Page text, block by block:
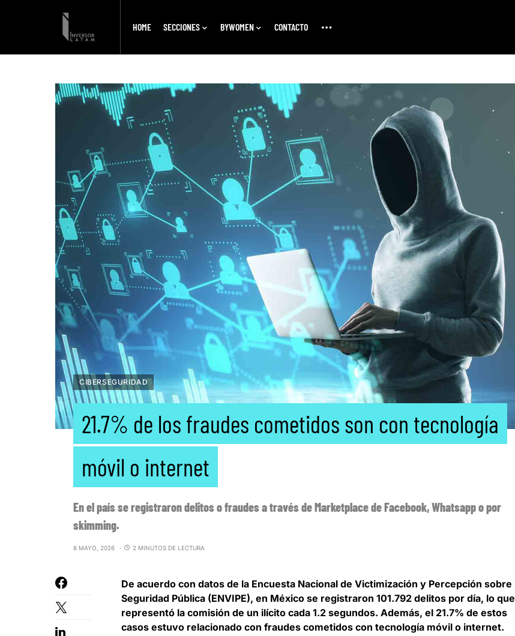
HOME SECCIONES BYWOMEN CONTACTO
CIBERSEGURIDAD
21.7% de los fraudes cometidos son con tecnología
móvil o internet
En el país se registraron delitos o fraudes a través de Marketplace de Facebook, Whatsapp o por
skimming.
8 MAYO, 2026 2 MINUTOS DE LECTURA
De acuerdo con datos de la Encuesta Nacional de Victimización y Percepción sobre
Seguridad Pública (ENVIPE), en México se registraron 101.792 delitos por día, lo que
representó la comisión de un ilícito cada 1.2 segundos. Además, el 21.7% de estos
casos estuvo relacionado con fraudes cometidos con tecnología móvil o internet.